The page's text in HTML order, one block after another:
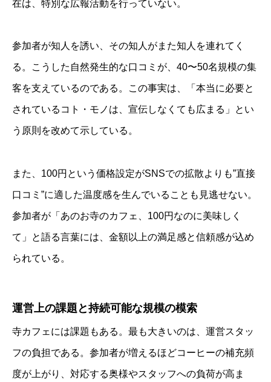
在は、特別な広報活動を行っていない。
参加者が知人を誘い、その知人がまた知人を連れてく
る。こうした自然発生的な口コミが、40〜50名規模の集
客を支えているのである。この事実は、「本当に必要と
されているコト・モノは、宣伝しなくても広まる」とい
う原則を改めて示している。
また、100円という価格設定がSNSでの拡散よりも”直接
口コミ”に適した温度感を生んでいることも見逃せない。
参加者が「あのお寺のカフェ、100円なのに美味しく
て」と語る言葉には、金額以上の満足感と信頼感が込め
られている。
運営上の課題と持続可能な規模の模索
寺カフェには課題もある。最も大きいのは、運営スタッ
フの負担である。参加者が増えるほどコーヒーの補充頻
度が上がり、対応する奥様やスタッフへの負荷が高ま